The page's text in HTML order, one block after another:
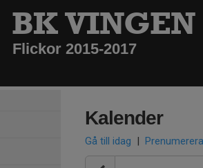
BK VINGEN
Flickor 2015-2017
Kalender
Gå till idag | Prenumerera